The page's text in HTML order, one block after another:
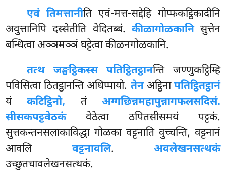
एवं तिमत्तानीति एवं-मत्त-सद्देहि गोप्फकट्ठिकादीनि
अवुत्तानिपि दस्सेतीति वेदितब्बं. कीळागोळकानिसुत्तेन
बन्धित्वा अञ्ञमञ्ञं घट्टेत्वा कीळनगोळकानि.
तत्थ जङ्घट्ठिकस्स पतिट्ठितट्ठानन्ति जण्णुकट्ठिम्हि
पविसित्वा ठितट्ठानन्ति अधिप्पायो. तेनअट्ठिनापतिट्ठितट्ठानं
यंकटिट्ठिनो, तं अग्गछिन्नमहापुन्नागफलसदिसं.
सीसकपट्टवेठकंवेठेत्वा ठपितसीसमयं पट्टकं.
सुत्तकन्तनसलाकाविद्धागोळका वट्टनाति वुच्चन्ति, वट्टनानं
आवलि वट्टनावलि. अवलेखनसत्थकं
उच्छुतचावलेखनसत्थकं.